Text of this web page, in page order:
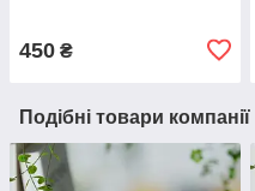
450 ₴
Подібні товари компанії